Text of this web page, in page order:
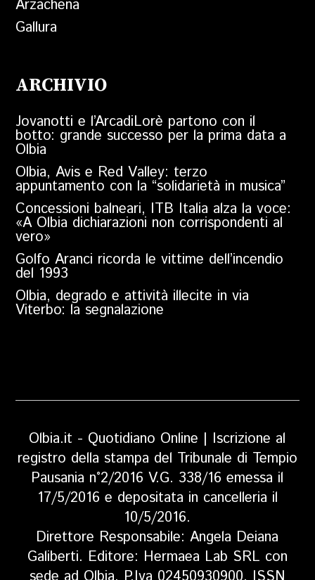
Arzachena
Gallura
ARCHIVIO
Jovanotti e l’ArcadiLorè partono con il
botto: grande successo per la prima data a
Olbia
Olbia, Avis e Red Valley: terzo
appuntamento con la “solidarietà in musica”
Concessioni balneari, ITB Italia alza la voce:
«A Olbia dichiarazioni non corrispondenti al
vero»
Golfo Aranci ricorda le vittime dell’incendio
del 1993
Olbia, degrado e attività illecite in via
Viterbo: la segnalazione
Olbia.it - Quotidiano Online | Iscrizione al
registro della stampa del Tribunale di Tempio
Pausania n°2/2016 V.G. 338/16 emessa il
17/5/2016 e depositata in cancelleria il
10/5/2016.
Direttore Responsabile: Angela Deiana
Galiberti. Editore: Hermaea Lab SRL con